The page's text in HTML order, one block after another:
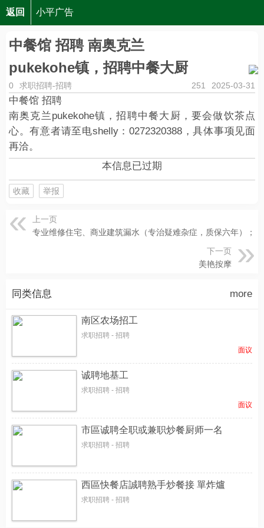
返回 小平广告
中餐馆 招聘 南奥克兰pukekohe镇，招聘中餐大厨
中餐馆 招聘 南奥克兰
pukekohe镇，招聘中餐大厨
0 求职招聘-招聘 251 2025-03-31
中餐馆 招聘
南奥克兰pukekohe镇，招聘中餐大厨，要会做饮茶点
心。有意者请至电shelly：0272320388，具体事项见面
再洽。
本信息已过期
收藏 举报
上一页
专业维修住宅、商业建筑漏水（专治疑难杂症，质保六年）；
下一页
美艳按摩
同类信息 more
南区农场招工
求职招聘 - 招聘
面议
诚聘地基工
求职招聘 - 招聘
面议
市區诚聘全职或兼职炒餐厨师一名
求职招聘 - 招聘
西區快餐店誠聘熟手炒餐接 單炸爐
求职招聘 - 招聘